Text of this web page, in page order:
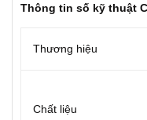
Thông tin số kỹ thuật
Thương hiệu
Chất liệu